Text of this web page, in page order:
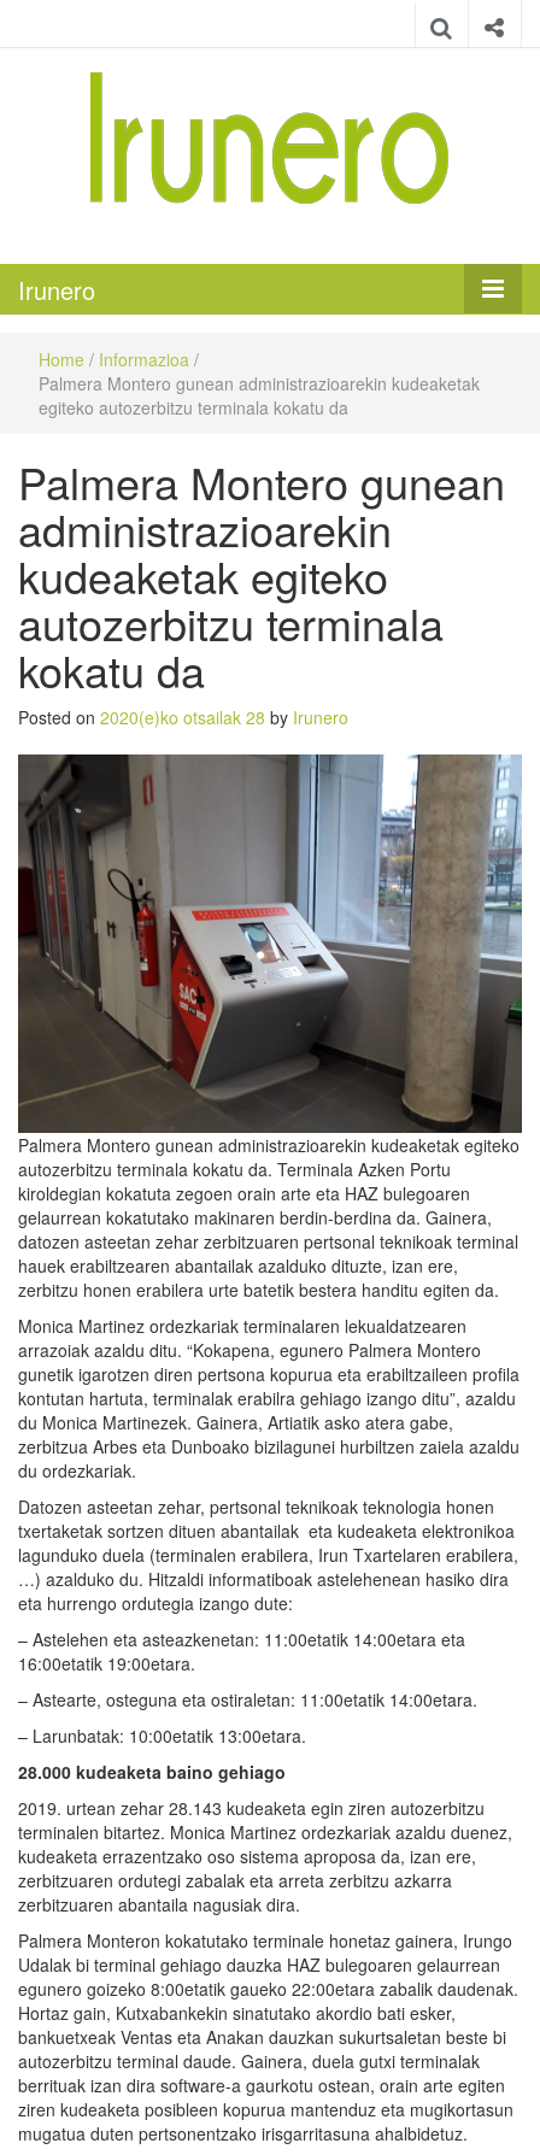
Irunero
Home / Informazioa /
Palmera Montero gunean administrazioarekin kudeaketak
egiteko autozerbitzu terminala kokatu da
Palmera Montero gunean
administrazioarekin
kudeaketak egiteko
autozerbitzu terminala
kokatu da
Posted on 2020(e)ko otsailak 28 by Irunero
Palmera Montero gunean administrazioarekin kudeaketak egiteko
autozerbitzu terminala kokatu da. Terminala Azken Portu
kiroldegian kokatuta zegoen orain arte eta HAZ bulegoaren
gelaurrean kokatutako makinaren berdin-berdina da. Gainera,
datozen asteetan zehar zerbitzuaren pertsonal teknikoak terminal
hauek erabiltzearen abantailak azalduko dituzte, izan ere,
zerbitzu honen erabilera urte batetik bestera handitu egiten da.
Monica Martinez ordezkariak terminalaren lekualdatzearen
arrazoiak azaldu ditu. “Kokapena, egunero Palmera Montero
gunetik igarotzen diren pertsona kopurua eta erabiltzaileen profila
kontutan hartuta, terminalak erabilra gehiago izango ditu”, azaldu
du Monica Martinezek. Gainera, Artiatik asko atera gabe,
zerbitzua Arbes eta Dunboako bizilagunei hurbiltzen zaiela azaldu
du ordezkariak.
Datozen asteetan zehar, pertsonal teknikoak teknologia honen
txertaketak sortzen dituen abantailak eta kudeaketa elektronikoa
lagunduko duela (terminalen erabilera, Irun Txartelaren erabilera,
…) azalduko du. Hitzaldi informatiboak astelehenean hasiko dira
eta hurrengo ordutegia izango dute:
– Astelehen eta asteazkenetan: 11:00etatik 14:00etara eta
16:00etatik 19:00etara.
– Astearte, osteguna eta ostiraletan: 11:00etatik 14:00etara.
– Larunbatak: 10:00etatik 13:00etara.
28.000 kudeaketa baino gehiago
2019. urtean zehar 28.143 kudeaketa egin ziren autozerbitzu
terminalen bitartez. Monica Martinez ordezkariak azaldu duenez,
kudeaketa errazentzako oso sistema aproposa da, izan ere,
zerbitzuaren ordutegi zabalak eta arreta zerbitzu azkarra
zerbitzuaren abantaila nagusiak dira.
Palmera Monteron kokatutako terminale honetaz gainera, Irungo
Udalak bi terminal gehiago dauzka HAZ bulegoaren gelaurrean
egunero goizeko 8:00etatik gaueko 22:00etara zabalik daudenak.
Hortaz gain, Kutxabankekin sinatutako akordio bati esker,
bankuetxeak Ventas eta Anakan dauzkan sukurtsaletan beste bi
autozerbitzu terminal daude. Gainera, duela gutxi terminalak
berrituak izan dira software-a gaurkotu ostean, orain arte egiten
ziren kudeaketa posibleen kopurua mantenduz eta mugikortasun
mugatua duten pertsonentzako irisgarritasuna ahalbidetuz.